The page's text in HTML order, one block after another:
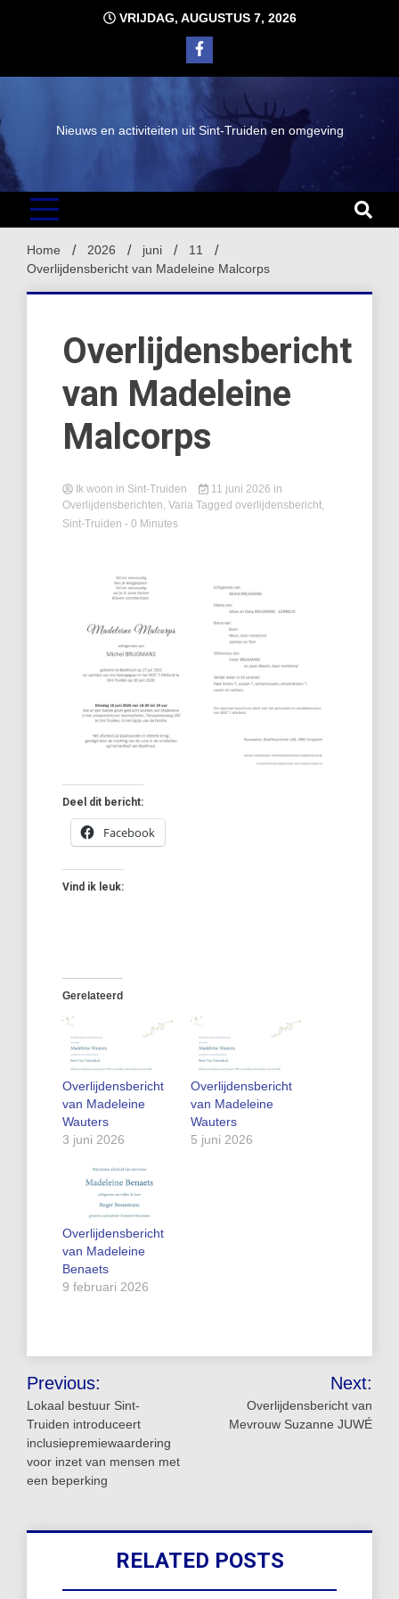
VRIJDAG, AUGUSTUS 7, 2026
Nieuws en activiteiten uit Sint-Truiden en omgeving
Home 2026 juni
11
Overlijdensbericht van Madeleine Malcorps
Overlijdensbericht
van Madeleine
Malcorps
Ik woon in Sint-Truiden 11 juni 2026 in
Overlijdensberichten, Varia Tagged overlijdensbericht,
Sint-Truiden - 0 Minutes
Deel dit bericht:
Facebook
Vind ik leuk:
Gerelateerd
Overlijdensbericht
van Madeleine
Wauters
3 juni 2026
Overlijdensbericht
van Madeleine
Wauters
5 juni 2026
Overlijdensbericht
van Madeleine
Benaets
9 februari 2026
Bericht
navigatie
Previous:
Lokaal bestuur Sint-
Truiden introduceert
inclusiepremiewaardering
voor inzet van mensen met
een beperking
Next:
Overlijdensbericht van
Mevrouw Suzanne JUWÉ
RELATED POSTS